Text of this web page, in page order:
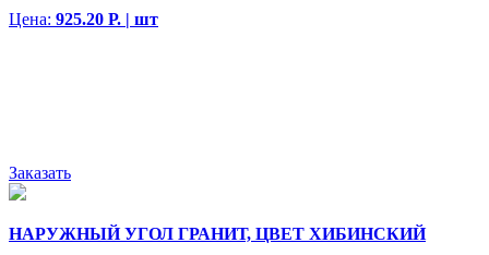
Цена: 925.20 Р. | шт
Заказать
НАРУЖНЫЙ УГОЛ ГРАНИТ, ЦВЕТ ХИБИНСКИЙ